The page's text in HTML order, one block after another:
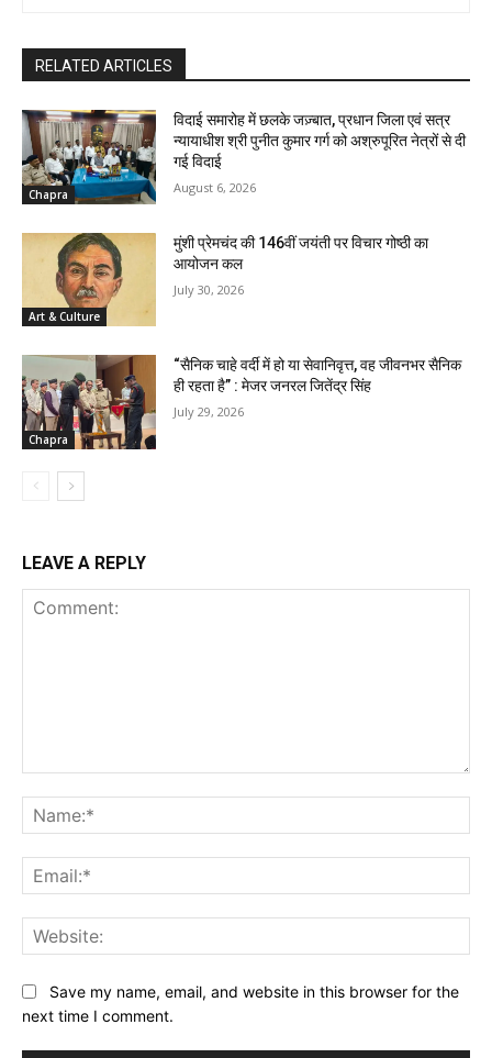
RELATED ARTICLES
Chapra
विदाई समारोह में छलके जज़्बात, प्रधान जिला एवं सत्र
न्यायाधीश श्री पुनीत कुमार गर्ग को अश्रुपूरित नेत्रों से दी
गई विदाई
August 6, 2026
Art & Culture
मुंशी प्रेमचंद की 146वीं जयंती पर विचार गोष्ठी का
आयोजन कल
July 30, 2026
Chapra
“सैनिक चाहे वर्दी में हो या सेवानिवृत्त, वह जीवनभर सैनिक
ही रहता है” : मेजर जनरल जितेंद्र सिंह
July 29, 2026
LEAVE A REPLY
Save my name, email, and website in this browser for the
next time I comment.